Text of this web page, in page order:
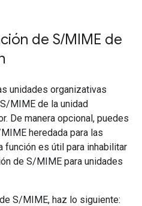
de S/MIME de
unidades organizativas
MIME de la unidad
De manera opcional, puedes
heredada para las
función es útil para inhabilitar
de S/MIME para unidades
S/MIME, haz lo siguiente: